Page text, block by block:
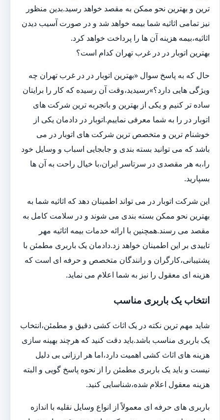
ترین و بهترین نحو ممکن به مقصد خواهد رسید.بدین منظور
نیز تمامی اثاثیه شما بیمه خواهد شد و در صورت آسیب دیدن
اثاثیه،بیمه هزینه آن ها را پرداخت خواهد کرد.
بهترین اتوبار در در غرب تهران کدام است؟
حال که به پاسخ سوال «بهترین اتوبار در در غرب تهران چه
ویژگی هایی دارد؟»رسیدید،وقت آن رسیده که کار را برایتان
ساده تر کنیم و یکی از بهترین و باتجربه ترین شرکت های
اتوبار در را به شما معرفی نماییم.اتوبار در دادمان یکی از
خوشنام ترین و متخصص ترین شرکت های اتوبار در می
باشد که می توانید بسته بندی و جابجایی اسباب و وسایل خود
را،به هر مقصدی در سرتاسر ایران،با خیال راحت به آن ها
بسپارید.
این شرکت اتوبار در می تواند اطمینان دهد که اثاثیه شما به
بهترین نحو ممکن بسته بندی می شوند و در سلامت کامل به
مقصد می رسند.همچنین با ارائه خدمات بیمه اثاثیه مهر
تاییدی بر این اطمینان خواهد زد.دادمان یک باربری مطمئن با
پشتیبانی،کارگران و رانندگان متخصص و حرفه ای است که
هزینه ای معقول را نیز به شما اعلام می نماید.
انتخاب یک باربری مناسب
شاید مهم ترین نکته در یک اثاث کشی دقیق و مطمئن،انتخاب
یک باربری مناسب باشد.باید دقت کنید که هرچند بهینه سازی
هزینه های اثاث کشی اهمیت دارد،اما هر ارزانی بی دلیل
نیست و باید یک باربری مطمئن را از نحوه پاسخ گویی و البته
هزینه معقول اعلام شده،شناسایی کنید.
باربری های حرفه ای معمولاً از انواع وسایل نقلیه با اندازه